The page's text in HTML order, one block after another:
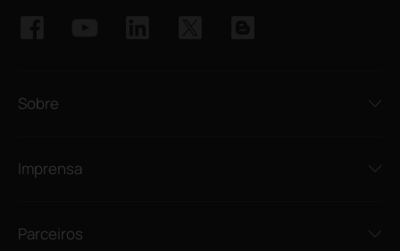
Sobre
Imprensa
Parceiros